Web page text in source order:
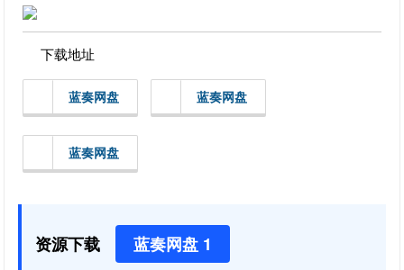
下载地址
蓝奏网盘 蓝奏网盘
蓝奏网盘
资源下载 蓝奏网盘 1